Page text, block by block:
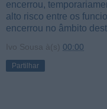
encerrou,
alto risco entre os
encerrou no âmbito
Ivo Sousa à(s) 00:00
Partilhar